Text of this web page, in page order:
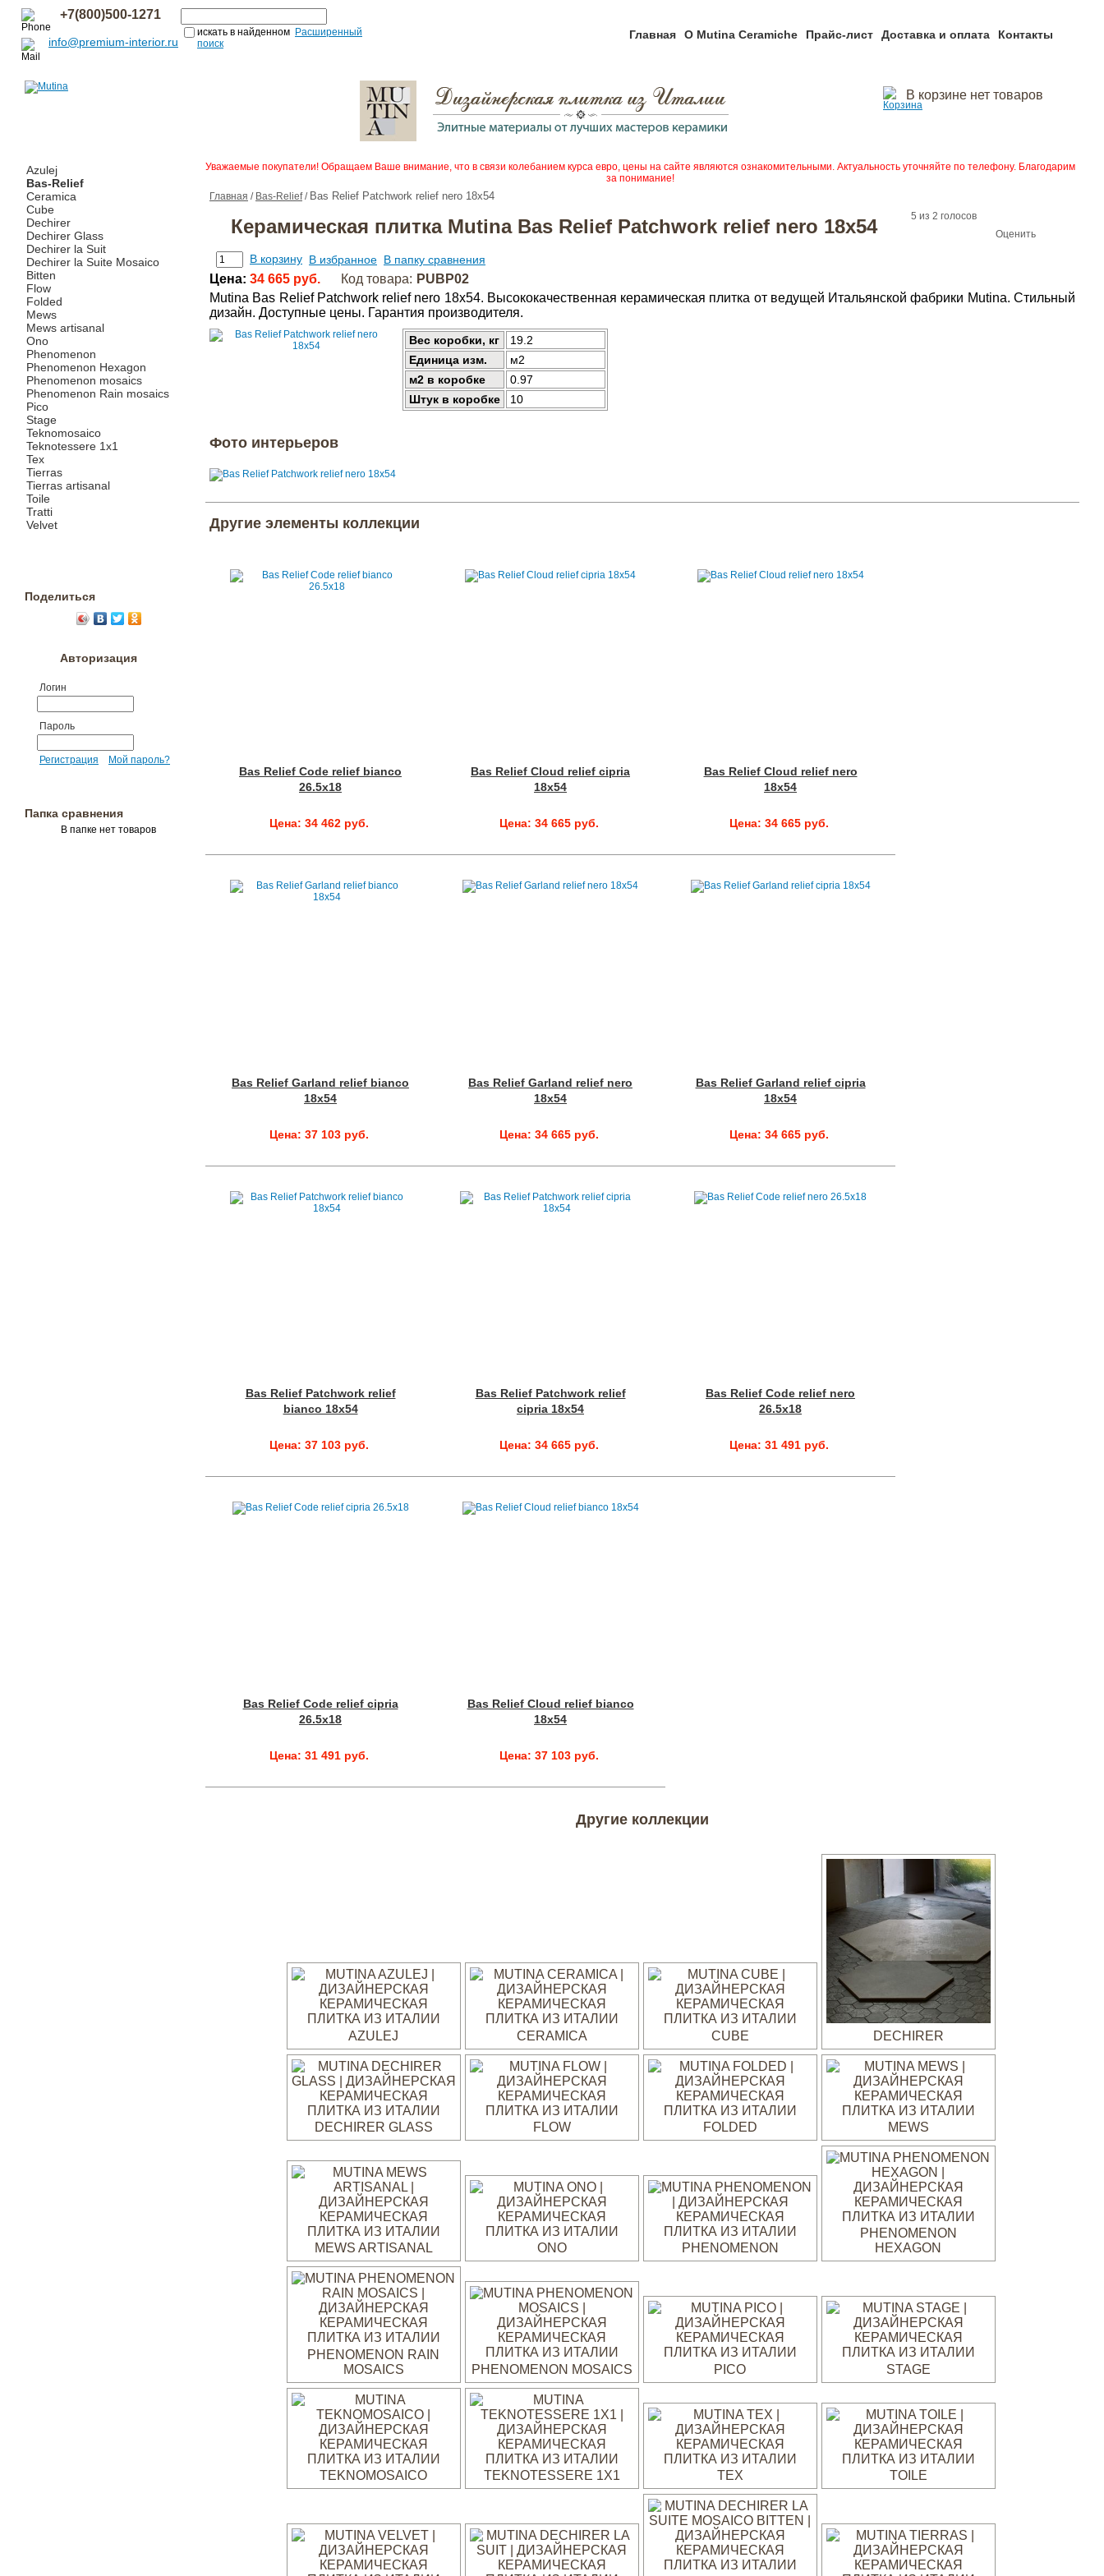
+7(800)500-1271
info@premium-interior.ru
Главная О Mutina Ceramiche Прайс-лист Доставка и оплата Контакты
искать в найденном Расширенный
поиск
В корзине нет товаров
Azulej
Bas-Relief
Ceramica
Cube
Dechirer
Dechirer Glass
Dechirer la Suit
Dechirer la Suite Mosaico
Bitten
Flow
Folded
Mews
Mews artisanal
Ono
Phenomenon
Phenomenon Hexagon
Phenomenon mosaics
Phenomenon Rain mosaics
Pico
Stage
Teknomosaico
Teknotessere 1x1
Tex
Tierras
Tierras artisanal
Toile
Tratti
Velvet
Поделиться
Авторизация
Логин
Пароль
Регистрация Мой пароль?
Папка сравнения
В папке нет товаров
Уважаемые покупатели! Обращаем Ваше внимание, что в связи колебанием курса евро, цены на сайте являются ознакомительными. Актуальность уточняйте по телефону. Благодарим
за понимание!
Главная / Bas-Relief/ Bas Relief Patchwork relief nero 18x54
5 из 2 голосов
Оценить
Керамическая плитка Mutina Bas Relief Patchwork relief nero 18x54
В корзину В избранное В папку сравнения
Цена: 34 665 руб. Код товара: PUBP02
Mutina Bas Relief Patchwork relief nero 18x54. Высококачественная керамическая плитка от ведущей Итальянской фабрики Mutina. Стильный
дизайн. Доступные цены. Гарантия производителя.
Вес коробки, кг
19.2
Единица изм.
м2
м2 в коробке
0.97
Штук в коробке
10
Фото интерьеров
Другие элементы коллекции
Bas Relief Code relief bianco
26.5x18
Цена: 34 462 руб.
Bas Relief Cloud relief cipria
18x54
Цена: 34 665 руб.
Bas Relief Cloud relief nero
18x54
Цена: 34 665 руб.
Bas Relief Garland relief bianco
18x54
Цена: 37 103 руб.
Bas Relief Garland relief nero
18x54
Цена: 34 665 руб.
Bas Relief Garland relief cipria
18x54
Цена: 34 665 руб.
Bas Relief Patchwork relief
bianco 18x54
Цена: 37 103 руб.
Bas Relief Patchwork relief
cipria 18x54
Цена: 34 665 руб.
Bas Relief Code relief nero
26.5x18
Цена: 31 491 руб.
Bas Relief Code relief cipria
26.5x18
Цена: 31 491 руб.
Bas Relief Cloud relief bianco
18x54
Цена: 37 103 руб.
Другие коллекции
AZULEJ CERAMICA CUBE DECHIRER
DECHIRER GLASS FLOW FOLDED MEWS
MEWS ARTISANAL ONO PHENOMENON
PHENOMENON
HEXAGON
PHENOMENON RAIN
MOSAICS
PHENOMENON MOSAICS PICO STAGE
TEKNOMOSAICO TEKNOTESSERE 1X1 TEX TOILE